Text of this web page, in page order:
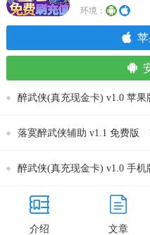
环境：
醉武侠(真充现金卡) v1.0 苹果
落寞醉武侠辅助 v1.1 免费版
醉武侠(真充现金卡) v1.0 手机
介绍 文章